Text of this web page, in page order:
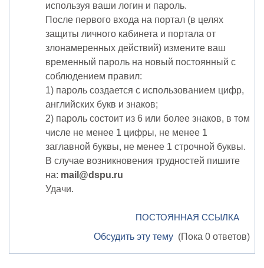
используя ваши логин и пароль.
После первого входа на портал (в целях
защиты личного кабинета и портала от
злонамеренных действий) измените ваш
временный пароль на новый постоянный с
соблюдением правил:
1) пароль создается с использованием цифр,
английских букв и знаков;
2) пароль состоит из 6 или более знаков, в том
числе не менее 1 цифры, не менее 1
заглавной буквы, не менее 1 строчной буквы.
В случае возникновения трудностей пишите
на: mail@dspu.ru
Удачи.
ПОСТОЯННАЯ ССЫЛКА
Обсудить эту тему (Пока 0 ответов)